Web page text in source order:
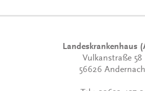
Landeskrankenhaus
Vulkanstraße 58
56626 Andernach